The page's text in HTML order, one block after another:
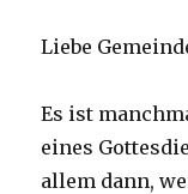
Liebe
Es ist
eines
allem dann,